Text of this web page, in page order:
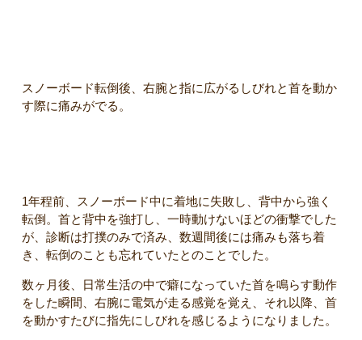
スノーボード転倒後、右腕と指に広がるしびれと首を動か
す際に痛みがでる。
1年程前、スノーボード中に着地に失敗し、背中から強く
転倒。首と背中を強打し、一時動けないほどの衝撃でした
が、診断は打撲のみで済み、数週間後には痛みも落ち着
き、転倒のことも忘れていたとのことでした。
数ヶ月後、日常生活の中で癖になっていた首を鳴らす動作
をした瞬間、右腕に電気が走る感覚を覚え、それ以降、首
を動かすたびに指先にしびれを感じるようになりました。